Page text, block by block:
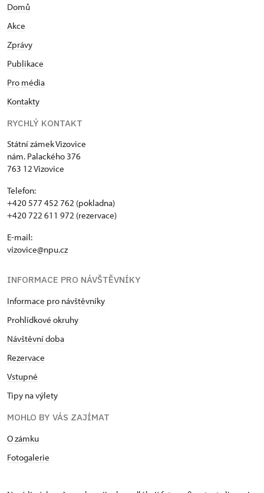
Domů
Akce
Zprávy
Publikace
Pro média
Kontakty
RYCHLÝ KONTAKT
Státní zámek Vizovice
nám. Palackého 376
763 12 Vizovice
Telefon:
+420 577 452 762 (pokladna)
+420 722 611 972 (rezervace)
E-mail:
vizovice@npu.cz
INFORMACE PRO NÁVŠTĚVNÍKY
Informace pro návštěvníky
Prohlídkové okruhy
Návštěvní doba
Rezervace
Vstupné
Tipy na výlety
MOHLO BY VÁS ZAJÍMAT
O zámku
Fotogalerie